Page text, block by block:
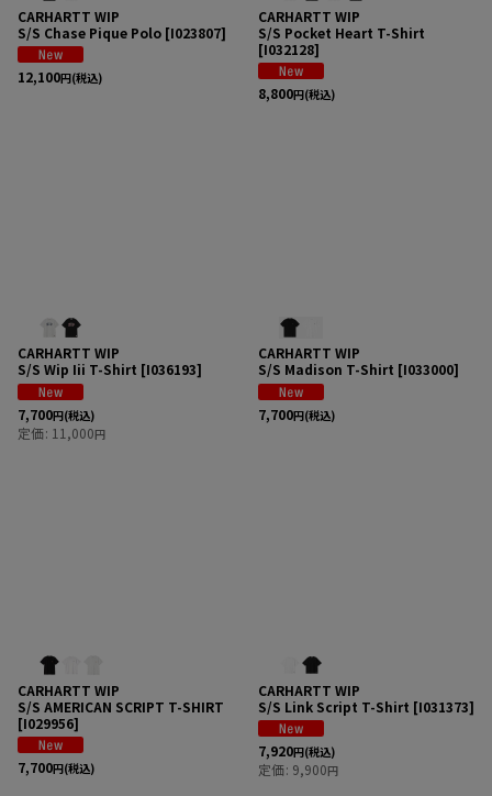
CARHARTT WIP
S/S Chase Pique Polo [I023807]
12,100円(税込)
CARHARTT WIP
S/S Pocket Heart T-Shirt
[I032128]
8,800円(税込)
CARHARTT WIP
S/S Wip Iii T-Shirt [I036193]
7,700円(税込)
定価: 11,000円
CARHARTT WIP
S/S Madison T-Shirt [I033000]
7,700円(税込)
CARHARTT WIP
S/S AMERICAN SCRIPT T-SHIRT
[I029956]
7,700円(税込)
CARHARTT WIP
S/S Link Script T-Shirt [I031373]
7,920円(税込)
定価: 9,900円